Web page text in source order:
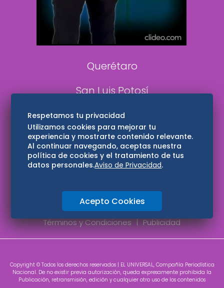
Aviso Oportuno
Consultas
Querétaro
San Luis Potosí
Edomex
Consultas
Hidalgo
Oaxaca
Aviso de privacidad
Directorio
Términos y Condiciones
Publicidad
Copyright © Todos los derechos reservados | EL UNIVERSAL, Compañía Periodística
Nacional. De no existir previa autorización, queda expresamente prohibida la
Publicación, retransmisión, edición y cualquier otro uso de los contenidos
Respetamos tu privacidad
Utilizamos cookies para mejorar tu
experiencia y mostrarte contenido relevante.
Al continuar navegando, aceptas nuestra
política de cookies y el tratamiento de tus
datos personales.Aviso de Privacidad.
Acepto Cookies